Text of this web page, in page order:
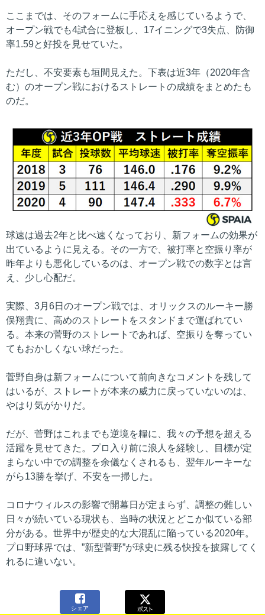
ここまでは、そのフォームに手応えを感じているようで、
オープン戦でも4試合に登板し、17イニングで3失点、防御
率1.59と好投を見せていた。
ただし、不安要素も垣間見えた。下表は近3年（2020年含
む）のオープン戦におけるストレートの成績をまとめたも
のだ。
球速は過去2年と比べ速くなっており、新フォームの効果が
出ているように見える。その一方で、被打率と空振り率が
昨年よりも悪化しているのは、オープン戦での数字とは言
え、少し心配だ。
実際、3月6日のオープン戦では、オリックスのルーキー勝
俣翔貴に、高めのストレートをスタンドまで運ばれてい
る。本来の菅野のストレートであれば、空振りを奪ってい
てもおかしくない球だった。
菅野自身は新フォームについて前向きなコメントを残して
はいるが、ストレートが本来の威力に戻っていないのは、
やはり気がかりだ。
だが、菅野はこれまでも逆境を糧に、我々の予想を超える
活躍を見せてきた。プロ入り前に浪人を経験し、目標が定
まらない中での調整を余儀なくされるも、翌年ルーキーな
がら13勝を挙げ、不安を一掃した。
コロナウィルスの影響で開幕日が定まらず、調整の難しい
日々が続いている現状も、当時の状況とどこか似ている部
分がある。世界中が歴史的な大混乱に陥っている2020年。
プロ野球界では、”新型菅野”が球史に残る快投を披露してく
れるに違いない。

シェア